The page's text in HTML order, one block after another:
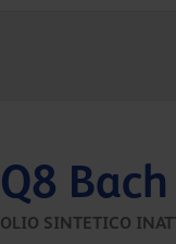
Q8
OLIO SINTETICO